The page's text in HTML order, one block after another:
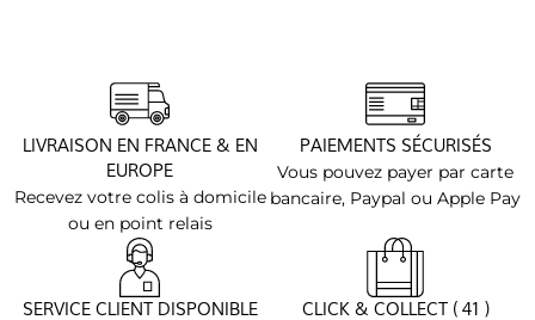
LIVRAISON EN FRANCE & EN
EUROPE
Recevez votre colis à domicile
ou en point relais
PAIEMENTS SÉCURISÉS
Vous pouvez payer par carte
bancaire, Paypal ou Apple Pay
SERVICE CLIENT DISPONIBLE CLICK & COLLECT ( 41 )